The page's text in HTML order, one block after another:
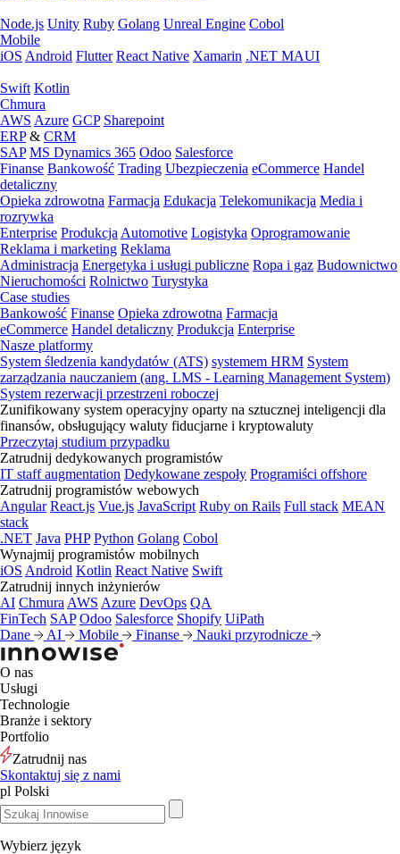
Node.js Unity Ruby Golang Unreal Engine Cobol
Mobile
iOS Android Flutter React Native Xamarin .NET MAUI
Swift Kotlin
Chmura
AWS Azure GCP Sharepoint
ERP& CRM
SAP MS Dynamics 365 Odoo Salesforce
Finanse Bankowość Trading Ubezpieczenia eCommerce Handel
detaliczny
Opieka zdrowotna Farmacja Edukacja Telekomunikacja Media i
rozrywka
Enterprise Produkcja Automotive Logistyka Oprogramowanie
Reklama i marketing Reklama
Administracja Energetyka i usługi publiczne Ropa i gaz Budownictwo
Nieruchomości Rolnictwo Turystyka
Case studies
Bankowość Finanse Opieka zdrowotna Farmacja
eCommerce Handel detaliczny Produkcja Enterprise
Nasze platformy
System śledzenia kandydatów (ATS) systemem HRM System
zarządzania nauczaniem (ang. LMS - Learning Management System)
System rezerwacji przestrzeni roboczej
Zunifikowany system operacyjny oparty na sztucznej inteligencji dla
finansów, obsługujący waluty fiducjarne i kryptowaluty
Przeczytaj studium przypadku
Zatrudnij dedykowanych programistów
IT staff augmentation Dedykowane zespoły Programiści offshore
Zatrudnij programistów webowych
Angular React.js Vue.js JavaScript Ruby on Rails Full stack MEAN
stack
.NET Java PHP Python Golang Cobol
Wynajmij programistów mobilnych
iOS Android Kotlin React Native Swift
Zatrudnij innych inżynierów
AI Chmura AWS Azure DevOps QA
FinTech SAP Odoo Salesforce Shopify UiPath
Dane
AI Mobile Finanse Nauki przyrodnicze
O nas
Usługi
Technologie
Branże i sektory
Portfolio
Zatrudnij nas
Skontaktuj się z nami
pl Polski
Wybierz język